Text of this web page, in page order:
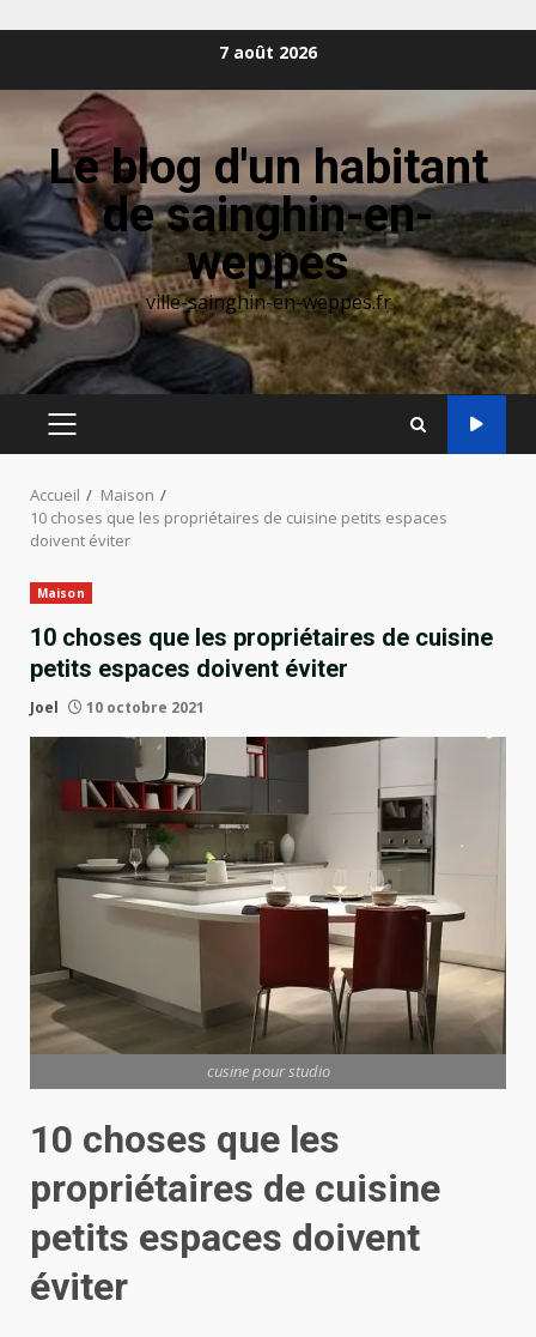
7 août 2026
Le blog d'un habitant
de sainghin-en-
weppes
ville-sainghin-en-weppes.fr
MENU
Accueil
Maison
10 choses que les propriétaires de cuisine petits espaces
doivent éviter
Maison
10 choses que les propriétaires de cuisine
petits espaces doivent éviter
Joel 10 octobre 2021
cusine pour studio
10 choses que les
propriétaires de cuisine
petits espaces doivent
éviter